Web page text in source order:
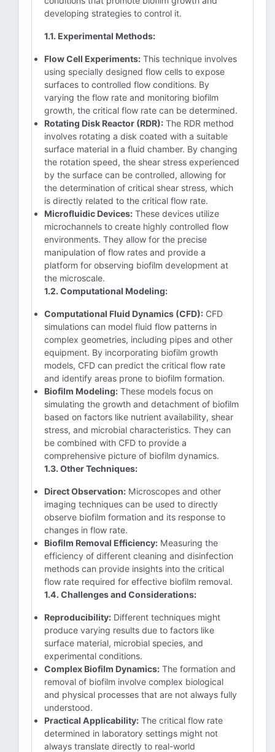
developing strategies to control it.
1.1. Experimental Methods:
Flow Cell Experiments: This technique involves
using specially designed flow cells to expose
surfaces to controlled flow conditions. By
varying the flow rate and monitoring biofilm
growth, the critical flow rate can be determined.
Rotating Disk Reactor (RDR): The RDR method
involves rotating a disk coated with a suitable
surface material in a fluid chamber. By changing
the rotation speed, the shear stress experienced
by the surface can be controlled, allowing for
the determination of critical shear stress, which
is directly related to the critical flow rate.
Microfluidic Devices: These devices utilize
microchannels to create highly controlled flow
environments. They allow for the precise
manipulation of flow rates and provide a
platform for observing biofilm development at
the microscale.
1.2. Computational Modeling:
Computational Fluid Dynamics (CFD): CFD
simulations can model fluid flow patterns in
complex geometries, including pipes and other
equipment. By incorporating biofilm growth
models, CFD can predict the critical flow rate
and identify areas prone to biofilm formation.
Biofilm Modeling: These models focus on
simulating the growth and detachment of biofilm
based on factors like nutrient availability, shear
stress, and microbial characteristics. They can
be combined with CFD to provide a
comprehensive picture of biofilm dynamics.
1.3. Other Techniques:
Direct Observation: Microscopes and other
imaging techniques can be used to directly
observe biofilm formation and its response to
changes in flow rate.
Biofilm Removal Efficiency: Measuring the
efficiency of different cleaning and disinfection
methods can provide insights into the critical
flow rate required for effective biofilm removal.
1.4. Challenges and Considerations:
Reproducibility: Different techniques might
produce varying results due to factors like
surface material, microbial species, and
experimental conditions.
Complex Biofilm Dynamics: The formation and
removal of biofilm involve complex biological
and physical processes that are not always fully
understood.
Practical Applicability: The critical flow rate
determined in laboratory settings might not
always translate directly to real-world